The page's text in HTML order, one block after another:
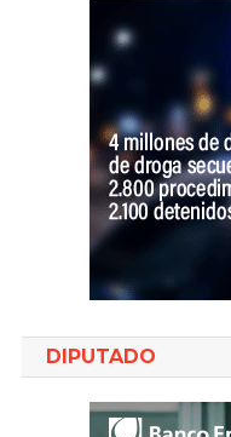
DIPUTADO